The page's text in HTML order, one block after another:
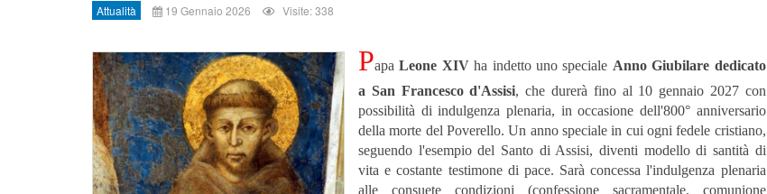
Attualità 19 Gennaio 2026 Visite: 338
PapaLeone XIVha indetto uno speciale Anno Giubilare dedicato
a San Francesco d'Assisi, che durerà fino al 10 gennaio 2027 con
possibilità di indulgenza plenaria, in occasione dell'800° anniversario
della morte del Poverello.Un anno speciale in cui ogni fedele cristiano,
seguendo l'esempio del Santo di Assisi, diventi modello di santità di
vita e costante testimone di pace. Sarà concessa l'indulgenza plenaria
alle consuete condizioni (confessione sacramentale, comunione